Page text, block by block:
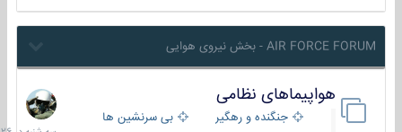
AIR FORCE FORUM - بخش نیروی هوایی
هواپیماهای نظامی
جنگنده و رهگیر
بی سرنشین ها
سه
شنبه